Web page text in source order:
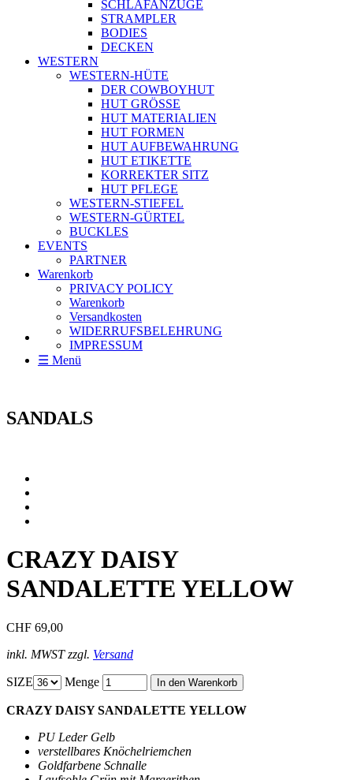
SCHLAFANZÜGE
STRAMPLER
BODIES
DECKEN
WESTERN
WESTERN-HÜTE
DER COWBOYHUT
HUT GRÖSSE
HUT MATERIALIEN
HUT FORMEN
HUT AUFBEWAHRUNG
HUT ETIKETTE
KORREKTER SITZ
HUT PFLEGE
WESTERN-STIEFEL
WESTERN-GÜRTEL
BUCKLES
EVENTS
PARTNER
Warenkorb
PRIVACY POLICY
Warenkorb
Versandkosten
WIDERRUFSBELEHRUNG
IMPRESSUM
☰ Menü
SANDALS
CRAZY DAISY
SANDALETTE YELLOW
CHF 69,00
inkl. MWST zzgl. Versand
SIZE Menge
CRAZY DAISY SANDALETTE YELLOW
PU Leder Gelb
verstellbares Knöchelriemchen
Goldfarbene Schnalle